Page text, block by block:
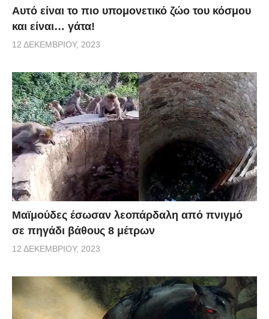
Αυτό είναι το πιο υπομονετικό ζώο του κόσμου
και είναι… γάτα!
12 ΔΕΚΕΜΒΡΊΟΥ, 2023
Μαϊμούδες έσωσαν λεοπάρδαλη από πνιγμό
σε πηγάδι βάθους 8 μέτρων
12 ΔΕΚΕΜΒΡΊΟΥ, 2023